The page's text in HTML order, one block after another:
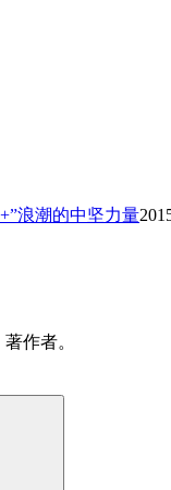
浪潮的中坚力量
作者。